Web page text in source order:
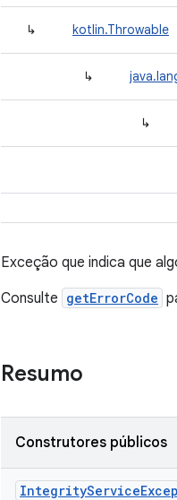
↳ kotlin.Throwable
↳
↳
Exceção que indica que
Consulte getErrorCode
Resumo
Construtores públicos